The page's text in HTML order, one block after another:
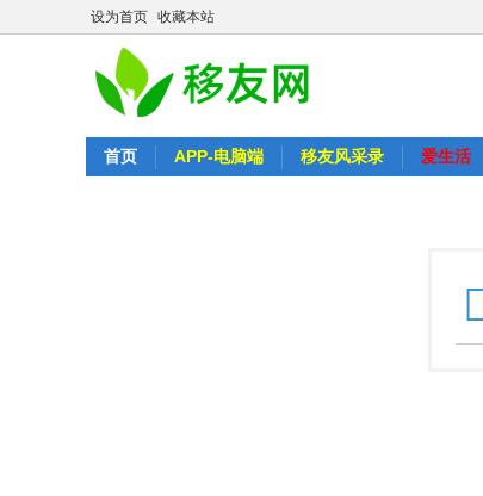
设为首页 收藏本站
首页 APP-电脑端 移友风采录 爱生活